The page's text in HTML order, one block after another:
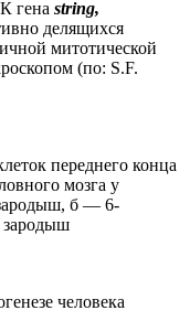
гена string,
делящихся
митотической
(по: S.F.
переднего конца
мозга у
б — 6-
человека